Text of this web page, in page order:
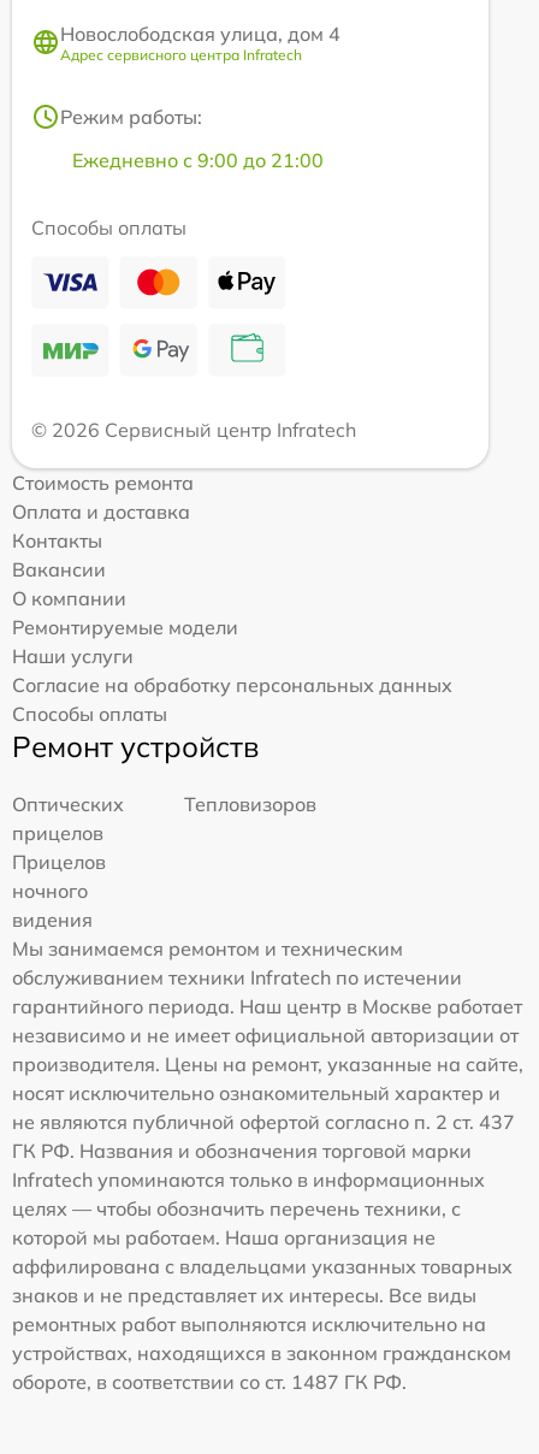
Новослободская улица, дом 4
Адрес сервисного центра Infratech
Режим работы:
Ежедневно с 9:00 до 21:00
Способы оплаты
© 2026 Сервисный центр Infratech
Стоимость ремонта
Оплата и доставка
Контакты
Вакансии
О компании
Ремонтируемые модели
Наши услуги
Согласие на обработку персональных данных
Способы оплаты
Ремонт устройств
Оптических
прицелов
Тепловизоров
Прицелов
ночного
видения
Мы занимаемся ремонтом и техническим
обслуживанием техники Infratech по истечении
гарантийного периода. Наш центр в Москве работает
независимо и не имеет официальной авторизации от
производителя. Цены на ремонт, указанные на сайте,
носят исключительно ознакомительный характер и
не являются публичной офертой согласно п. 2 ст. 437
ГК РФ. Названия и обозначения торговой марки
Infratech упоминаются только в информационных
целях — чтобы обозначить перечень техники, с
которой мы работаем. Наша организация не
аффилирована с владельцами указанных товарных
знаков и не представляет их интересы. Все виды
ремонтных работ выполняются исключительно на
устройствах, находящихся в законном гражданском
обороте, в соответствии со ст. 1487 ГК РФ.